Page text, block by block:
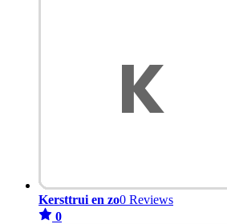
Kersttrui en zo0 Reviews
0